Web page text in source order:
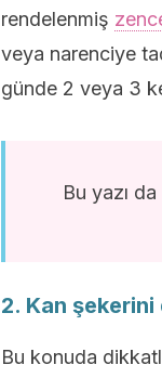
rendelenmiş
veya narenciye
günde 2 veya 3
Bu yazı
2. Kan şekerini
Bu konuda